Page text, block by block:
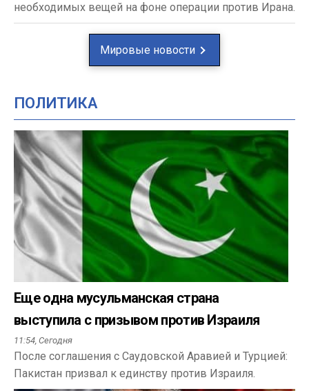
необходимых вещей на фоне операции против Ирана.
Мировые новости
ПОЛИТИКА
Еще одна мусульманская страна
выступила с призывом против Израиля
11:54, Сегодня
После соглашения с Саудовской Аравией и Турцией:
Пакистан призвал к единству против Израиля.